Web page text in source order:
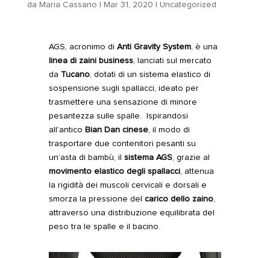
da Maria Cassano Mar 31, 2020 Uncategorized
AGS, acronimo di Anti Gravity System, è una
linea di zaini business, lanciati sul mercato
da Tucano, dotati di un sistema elastico di
sospensione sugli spallacci, ideato per
trasmettere una sensazione di minore
pesantezza sulle spalle. Ispirandosi
all’antico Bian Dan cinese, il modo di
trasportare due contenitori pesanti su
un’asta di bambù, il sistema AGS, grazie al
movimento elastico degli spallacci, attenua
la rigidità dei muscoli cervicali e dorsali e
smorza la pressione del carico dello zaino,
attraverso una distribuzione equilibrata del
peso tra le spalle e il bacino.